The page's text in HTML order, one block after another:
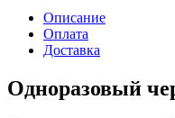
Описание
Оплата
Доставка
Одноразовый